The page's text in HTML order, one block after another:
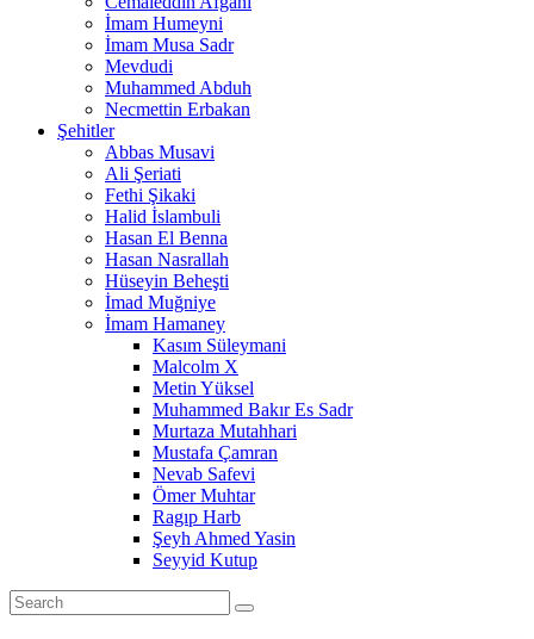
İmam Humeyni
İmam Musa Sadr
Mevdudi
Muhammed Abduh
Necmettin Erbakan
Şehitler
Abbas Musavi
Ali Şeriati
Fethi Şikaki
Halid İslambuli
Hasan El Benna
Hasan Nasrallah
Hüseyin Beheşti
İmad Muğniye
İmam Hamaney
Kasım Süleymani
Malcolm X
Metin Yüksel
Muhammed Bakır Es Sadr
Murtaza Mutahhari
Mustafa Çamran
Nevab Safevi
Ömer Muhtar
Ragıp Harb
Şeyh Ahmed Yasin
Seyyid Kutup